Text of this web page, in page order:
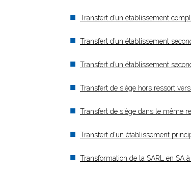
Transfert d’un établissement
Transfert d’un établissement
Transfert d’un établissement
Transfert de siège hors ressort
Transfert de siège dans le même
Transfert d'un établissement
Transformation de la SARL en SA